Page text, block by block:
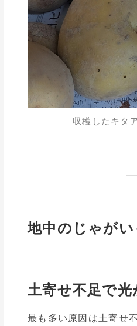
収穫したキタ
地中のじゃが
土寄せ不足で光
最も多い原因は土寄せ不